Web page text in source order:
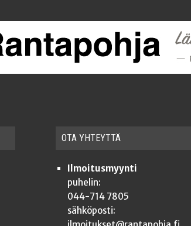
OTA YHTEYT­TÄ
Ilmoitusmyynti
puhelin:
044-714 7805
sähköposti: